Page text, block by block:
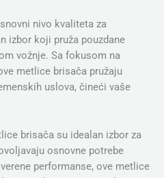
nivo kvaliteta za
izbor koji pruža pouzdane
vožnje. Sa fokusom na
metlice brisača pružaju
uslova, čineći vaše
brisača su idealan izbor za
osnovne potrebe
performanse, ove metlice